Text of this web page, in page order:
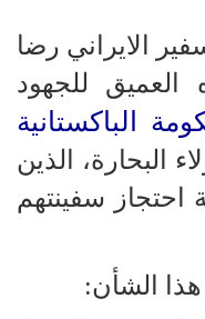
الايراني رضا
للجهود
الباكستانية
البحارة، الذين
سفينتهم
الشأن: